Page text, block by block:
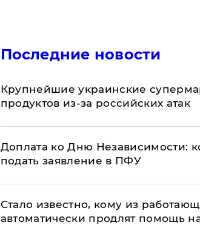
Последние новости
Крупнейшие украинские
продуктов из-за российских атак
Доплата ко Дню Независимости:
подать заявление в ПФУ
Стало известно, кому из
автоматически продлят помощь